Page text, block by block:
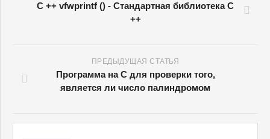
C ++ vfwprintf () - Стандартная библиотека C
++
ПРЕДЫДУЩАЯ СТАТЬЯ
Программа на C для проверки того,
является ли число палиндромом